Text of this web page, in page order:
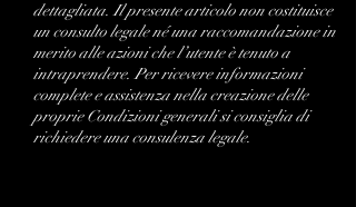
dettagliata. Il presente articolo non costituisce
un consulto legale né una raccomandazione in
merito alle azioni che l’utente è tenuto a
intraprendere. Per ricevere informazioni
complete e assistenza nella creazione delle
proprie Condizioni generali si consiglia di
richiedere una consulenza legale.